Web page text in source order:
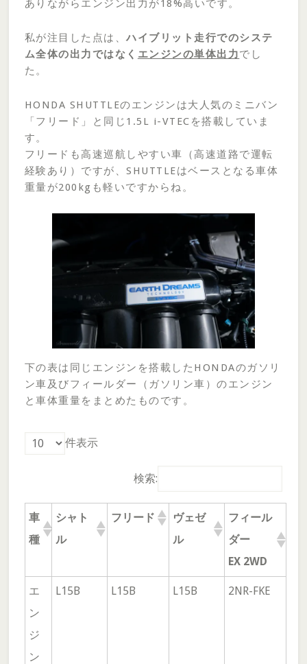
ありながらエンジン出力が18%高いです。
私が注目した点は、ハイブリット走行でのシステ
ム全体の出力ではなく エンジンの単体出力でし
た。
HONDA SHUTTLEのエンジンは大人気のミニバン
「フリード」と同じ1.5L i-VTECを搭載していま
す。
フリードも高速巡航しやすい車（高速道路で運転
経験あり）ですが、SHUTTLEはベースとなる車体
重量が200kgも軽いですからね。
下の表は同じエンジンを搭載したHONDAのガソリ
ン車及びフィールダー（ガソリン車）のエンジン
と車体重量をまとめたものです。
件表示
検索:
車
種
シャト
ル
フリード
ヴェゼ
ル
フィール
ダー
EX 2WD
エ
ン
ジ
ン
L15B L15B L15B 2NR-FKE